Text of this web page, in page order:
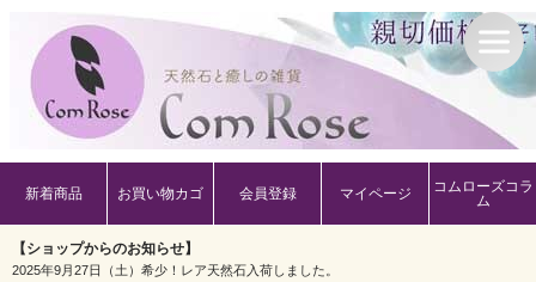
新着商品 お買い物カゴ 会員登録 マイページ
コムローズコラ
ム
【ショップからのお知らせ】
2025年9月27日（土）希少！レア天然石入荷しました。